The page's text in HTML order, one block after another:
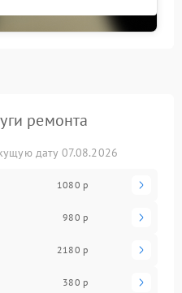
ремонта
дату 07.08.2026
1080 р
980 р
2180 р
380 р